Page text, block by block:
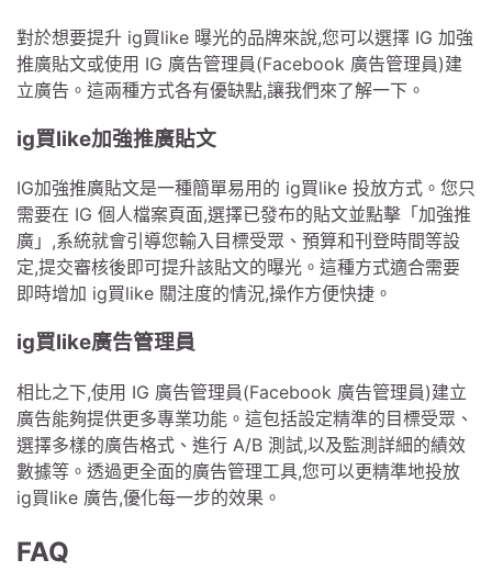
對於想要提升 ig買like 曝光的品牌來說,您可以選擇 IG 加強
推廣貼文或使用 IG 廣告管理員(Facebook 廣告管理員)建
立廣告。這兩種方式各有優缺點,讓我們來了解一下。
ig買like加強推廣貼文
IG加強推廣貼文是一種簡單易用的 ig買like 投放方式。您只
需要在 IG 個人檔案頁面,選擇已發布的貼文並點擊「加強推
廣」,系統就會引導您輸入目標受眾、預算和刊登時間等設
定,提交審核後即可提升該貼文的曝光。這種方式適合需要
即時增加 ig買like 關注度的情況,操作方便快捷。
ig買like廣告管理員
相比之下,使用 IG 廣告管理員(Facebook 廣告管理員)建立
廣告能夠提供更多專業功能。這包括設定精準的目標受眾、
選擇多樣的廣告格式、進行 A/B 測試,以及監測詳細的績效
數據等。透過更全面的廣告管理工具,您可以更精準地投放
ig買like 廣告,優化每一步的效果。
FAQ